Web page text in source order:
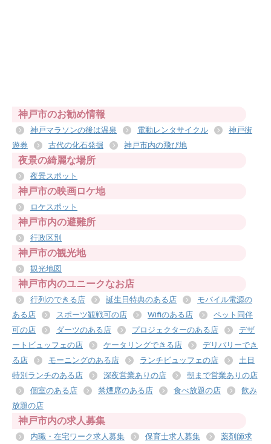
神戸市のお勧め情報
神戸マラソンの後は温泉 電動レンタサイクル
神戸街
遊券
古代の化石発掘 神戸市内の飛び地
夜景の綺麗な場所
夜景スポット
神戸市の映画ロケ地
ロケスポット
神戸市内の避難所
行政区別
神戸市の観光地
観光地図
神戸市内のユニークなお店
行列のできる店 誕生日特典のある店
モバイル電源の
ある店
スポーツ観戦可の店 Wifiのある店
ペット同伴
可の店
ダーツのある店 プロジェクターのある店
デザ
ートビュッフェの店
ケータリングできる店
デリバリーでき
る店
モーニングのある店 ランチビュッフェの店
土日
特別ランチのある店
深夜営業ありの店
朝まで営業ありの店
個室のある店
禁煙席のある店 食べ放題の店
飲み
放題の店
神戸市内の求人募集
内職・在宅ワーク求人募集 保育士求人募集
薬剤師求